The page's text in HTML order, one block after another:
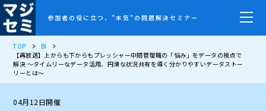
参加者の役に立つ、”本気”の問題解決セミナー
TOP
BI
【再放送】上からも下からもプレッシャー中間管理職の「悩み」をデータの視点で
解決 〜タイムリーなデータ活用、円滑な状況共有を導く分かりやすいデータストー
リーとは〜
04月12日開催